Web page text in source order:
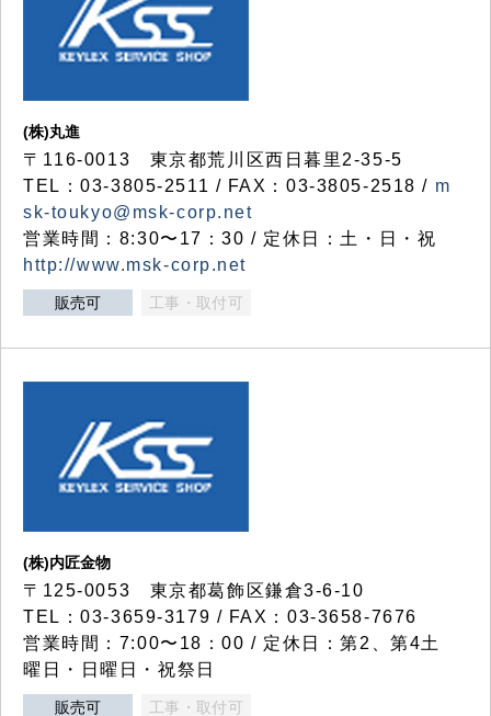
(株)丸進
〒116-0013 東京都荒川区西日暮里2-35-5
TEL：03-3805-2511 / FAX：03-3805-2518 / m
sk-toukyo@msk-corp.net
営業時間：8:30〜17：30 / 定休日：土・日・祝
http://www.msk-corp.net
販売可 工事・取付可
(株)内匠金物
〒125-0053 東京都葛飾区鎌倉3-6-10
TEL：03-3659-3179 / FAX：03-3658-7676
営業時間：7:00〜18：00 / 定休日：第2、第4土
曜日・日曜日・祝祭日
販売可 工事・取付可